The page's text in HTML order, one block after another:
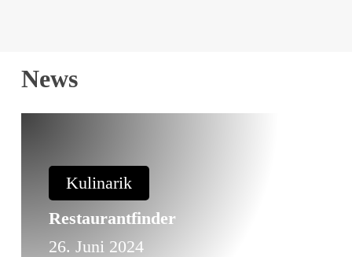
News
Kulinarik
Restaurantfinder
26. Juni 2024